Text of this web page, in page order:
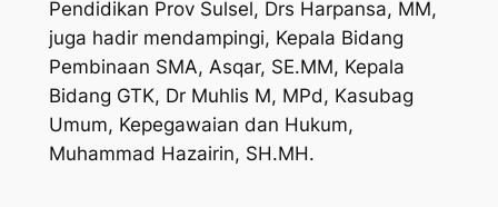
Pendidikan Prov Sulsel, Drs Harpansa, MM,
juga hadir mendampingi, Kepala Bidang
Pembinaan SMA, Asqar, SE.MM, Kepala
Bidang GTK, Dr Muhlis M, MPd, Kasubag
Umum, Kepegawaian dan Hukum,
Muhammad Hazairin, SH.MH.